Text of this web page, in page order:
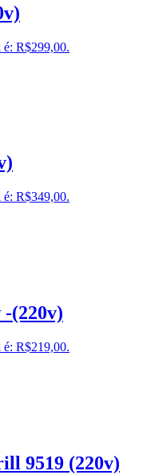
é: R$299,00.
é: R$349,00.
-(220v)
é: R$219,00.
9519 (220v)